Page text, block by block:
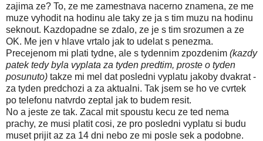
zajima ze? To, ze me zamestnava nacerno znamena, ze me
muze vyhodit na hodinu ale taky ze ja s tim muzu na hodinu
seknout. Kazdopadne se zdalo, ze je s tim srozumen a ze
OK. Me jen v hlave vrtalo jak to udelat s penezma.
Precejenom mi plati tydne, ale s tydennim zpozdenim (kazdy
patek tedy byla vyplata za tyden predtim, proste o tyden
posunuto) takze mi mel dat posledni vyplatu jakoby dvakrat -
za tyden predchozi a za aktualni. Tak jsem se ho ve cvrtek
po telefonu natvrdo zeptal jak to budem resit.
No a jeste ze tak. Zacal mit spoustu kecu ze ted nema
prachy, ze musi platit cosi, ze pro posledni vyplatu si budu
muset prijit az za 14 dni nebo ze mi posle sek a podobne.